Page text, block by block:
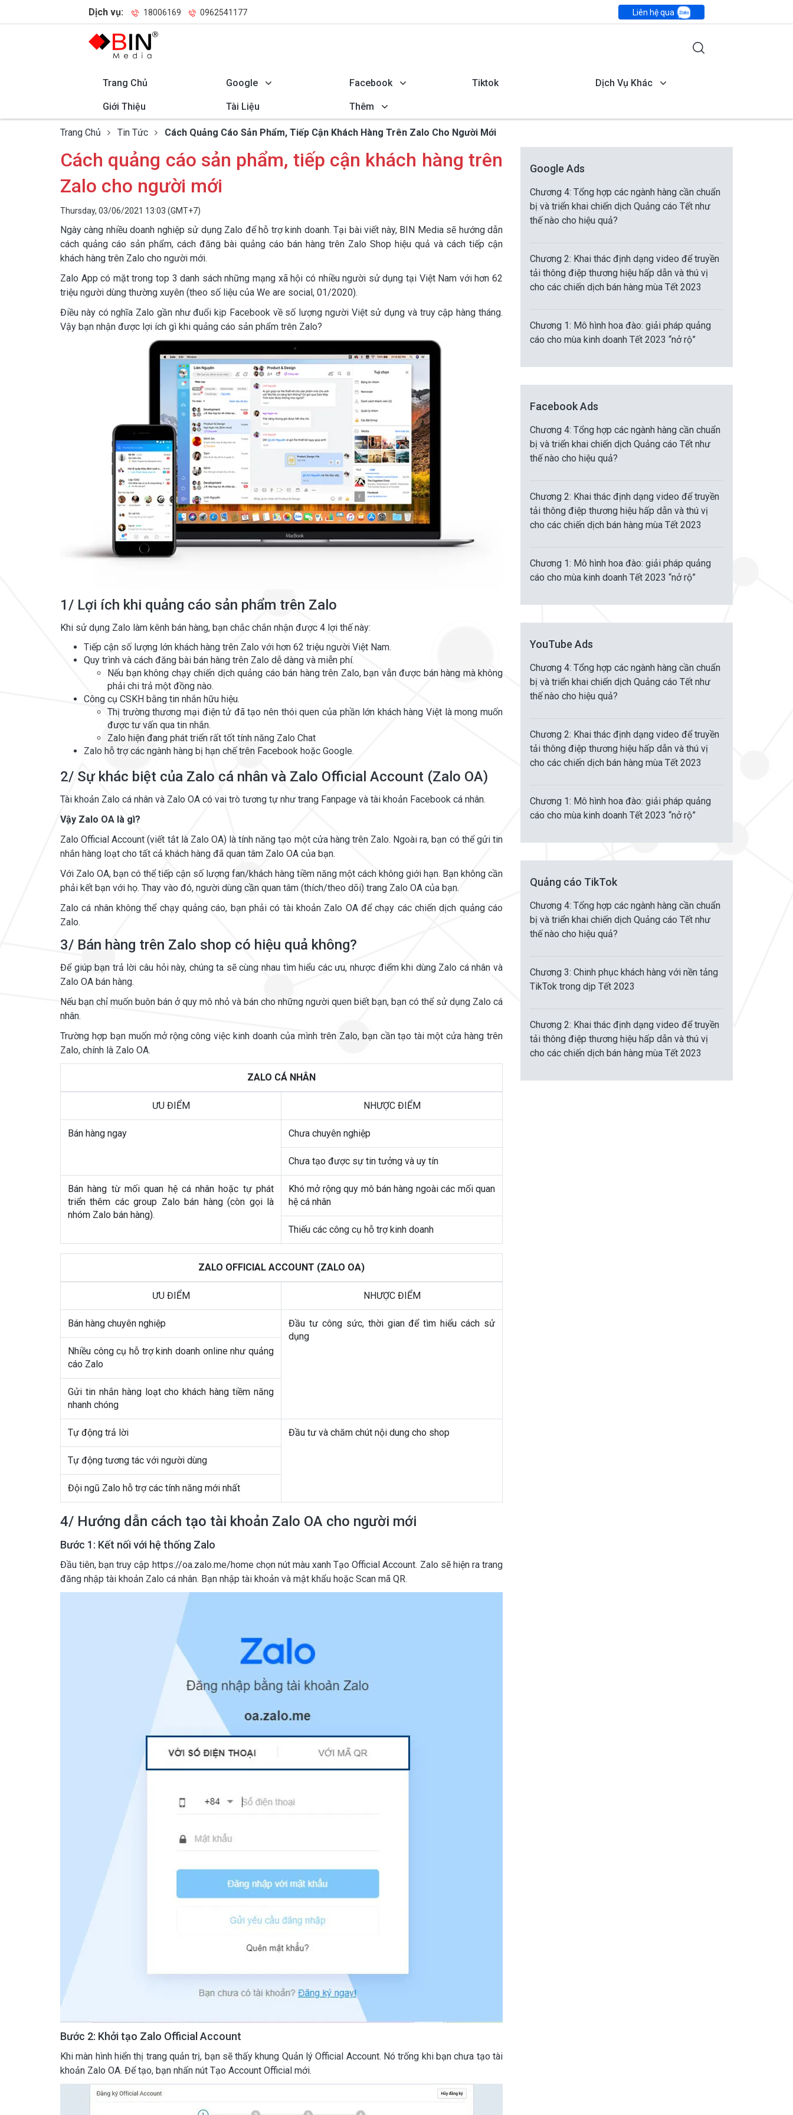
Dịch vụ: 18006169 0962541177 Liên hệ qua
Trang Chủ Google Facebook Tiktok Dịch Vụ Khác
Giới Thiệu Tài Liệu Thêm
Trang Chủ Tin Tức Cách Quảng Cáo Sản Phẩm, Tiếp Cận Khách Hàng Trên Zalo Cho Người Mới
Cách quảng cáo sản phẩm, tiếp cận khách hàng trên
Zalo cho người mới
Thursday, 03/06/2021 13:03 (GMT+7)
Ngày càng nhiều doanh nghiệp sử dụng Zalo để hỗ trợ kinh doanh. Tại bài viết này, BIN Media sẽ hướng dẫn
cách quảng cáo sản phẩm, cách đăng bài quảng cáo bán hàng trên Zalo Shop hiệu quả và cách tiếp cận
khách hàng trên Zalo cho người mới.
Zalo App có mặt trong top 3 danh sách những mạng xã hội có nhiều người sử dụng tại Việt Nam với hơn 62
triệu người dùng thường xuyên (theo số liệu của We are social, 01/2020).
Điều này có nghĩa Zalo gần như đuổi kịp Facebook về số lượng người Việt sử dụng và truy cập hàng tháng.
Vậy bạn nhận được lợi ích gì khi quảng cáo sản phẩm trên Zalo?
1/ Lợi ích khi quảng cáo sản phẩm trên Zalo
Khi sử dụng Zalo làm kênh bán hàng, bạn chắc chắn nhận được 4 lợi thế này:
Tiếp cận số lượng lớn khách hàng trên Zalo với hơn 62 triệu người Việt Nam.
Quy trình và cách đăng bài bán hàng trên Zalo dễ dàng và miễn phí.
Nếu bạn không chạy chiến dịch quảng cáo bán hàng trên Zalo, bạn vẫn được bán hàng mà không
phải chi trả một đồng nào.
Công cụ CSKH bằng tin nhắn hữu hiệu.
Thị trường thương mại điện tử đã tạo nên thói quen của phần lớn khách hàng Việt là mong muốn
được tư vấn qua tin nhắn.
Zalo hiện đang phát triển rất tốt tính năng Zalo Chat
Zalo hỗ trợ các ngành hàng bị hạn chế trên Facebook hoặc Google.
2/ Sự khác biệt của Zalo cá nhân và Zalo Official Account (Zalo OA)
Tài khoản Zalo cá nhân và Zalo OA có vai trò tương tự như trang Fanpage và tài khoản Facebook cá nhân.
Vậy Zalo OA là gì?
Zalo Official Account (viết tắt là Zalo OA) là tính năng tạo một cửa hàng trên Zalo. Ngoài ra, bạn có thể gửi tin
nhắn hàng loạt cho tất cả khách hàng đã quan tâm Zalo OA của bạn.
Với Zalo OA, bạn có thể tiếp cận số lượng fan/khách hàng tiềm năng một cách không giới hạn. Bạn không cần
phải kết bạn với họ. Thay vào đó, người dùng cần quan tâm (thích/theo dõi) trang Zalo OA của bạn.
Zalo cá nhân không thể chạy quảng cáo, bạn phải có tài khoản Zalo OA để chạy các chiến dịch quảng cáo
Zalo.
3/ Bán hàng trên Zalo shop có hiệu quả không?
Để giúp bạn trả lời câu hỏi này, chúng ta sẽ cùng nhau tìm hiểu các ưu, nhược điểm khi dùng Zalo cá nhân và
Zalo OA bán hàng.
Nếu bạn chỉ muốn buôn bán ở quy mô nhỏ và bán cho những người quen biết bạn, bạn có thể sử dụng Zalo cá
nhân.
Trường hợp bạn muốn mở rộng công việc kinh doanh của mình trên Zalo, bạn cần tạo tài một cửa hàng trên
Zalo, chính là Zalo OA.
ZALO CÁ NHÂN
ƯU ĐIỂM NHƯỢC ĐIỂM
Bán hàng ngay Chưa chuyên nghiệp
Chưa tạo được sự tin tưởng và uy tín
Bán hàng từ mối quan hệ cá nhân hoặc tự phát
triển thêm các group Zalo bán hàng (còn gọi là
nhóm Zalo bán hàng).
Khó mở rộng quy mô bán hàng ngoài các mối quan
hệ cá nhân
Thiếu các công cụ hỗ trợ kinh doanh
ZALO OFFICIAL ACCOUNT (ZALO OA)
ƯU ĐIỂM NHƯỢC ĐIỂM
Bán hàng chuyên nghiệp
Đầu tư công sức, thời gian để tìm hiểu cách sử
dụng
Nhiều công cụ hỗ trợ kinh doanh online như quảng
cáo Zalo
Gửi tin nhắn hàng loạt cho khách hàng tiềm năng
nhanh chóng
Tự động trả lời Đầu tư và chăm chút nội dung cho shop
Tự động tương tác với người dùng
Đội ngũ Zalo hỗ trợ các tính năng mới nhất
4/ Hướng dẫn cách tạo tài khoản Zalo OA cho người mới
Bước 1: Kết nối với hệ thống Zalo
Đầu tiên, bạn truy cập https://oa.zalo.me/home chọn nút màu xanh Tạo Official Account. Zalo sẽ hiện ra trang
đăng nhập tài khoản Zalo cá nhân. Bạn nhập tài khoản và mật khẩu hoặc Scan mã QR.
Bước 2: Khởi tạo Zalo Official Account
Khi màn hình hiển thị trang quản trị, bạn sẽ thấy khung Quản lý Official Account. Nó trống khi bạn chưa tạo tài
khoản Zalo OA. Để tạo, bạn nhấn nút Tạo Account Official mới.
Google Ads
Chương 4: Tổng hợp các ngành hàng cần chuẩn
bị và triển khai chiến dịch Quảng cáo Tết như
thế nào cho hiệu quả?
Chương 2: Khai thác định dạng video để truyền
tải thông điệp thương hiệu hấp dẫn và thú vị
cho các chiến dịch bán hàng mùa Tết 2023
Chương 1: Mô hình hoa đào: giải pháp quảng
cáo cho mùa kinh doanh Tết 2023 “nở rộ”
Facebook Ads
Chương 4: Tổng hợp các ngành hàng cần chuẩn
bị và triển khai chiến dịch Quảng cáo Tết như
thế nào cho hiệu quả?
Chương 2: Khai thác định dạng video để truyền
tải thông điệp thương hiệu hấp dẫn và thú vị
cho các chiến dịch bán hàng mùa Tết 2023
Chương 1: Mô hình hoa đào: giải pháp quảng
cáo cho mùa kinh doanh Tết 2023 “nở rộ”
YouTube Ads
Chương 4: Tổng hợp các ngành hàng cần chuẩn
bị và triển khai chiến dịch Quảng cáo Tết như
thế nào cho hiệu quả?
Chương 2: Khai thác định dạng video để truyền
tải thông điệp thương hiệu hấp dẫn và thú vị
cho các chiến dịch bán hàng mùa Tết 2023
Chương 1: Mô hình hoa đào: giải pháp quảng
cáo cho mùa kinh doanh Tết 2023 “nở rộ”
Quảng cáo TikTok
Chương 4: Tổng hợp các ngành hàng cần chuẩn
bị và triển khai chiến dịch Quảng cáo Tết như
thế nào cho hiệu quả?
Chương 3: Chinh phục khách hàng với nền tảng
TikTok trong dịp Tết 2023
Chương 2: Khai thác định dạng video để truyền
tải thông điệp thương hiệu hấp dẫn và thú vị
cho các chiến dịch bán hàng mùa Tết 2023